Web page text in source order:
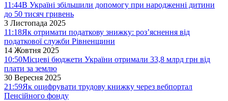
11:44В Україні збільшили допомогу при народженні дитини
до 50 тисяч гривень
3 Листопада 2025
11:18Як отримати податкову знижку: роз’яснення від
податкової служби Рівненщини
14 Жовтня 2025
10:50Місцеві бюджети України отримали 33,8 млрд грн від
плати за землю
30 Вересня 2025
21:59Як оцифрувати трудову книжку через вебпортал
Пенсійного фонду